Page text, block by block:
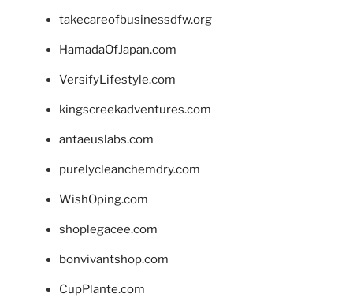
takecareofbusinessdfw.org
HamadaOfJapan.com
VersifyLifestyle.com
kingscreekadventures.com
antaeuslabs.com
purelycleanchemdry.com
WishOping.com
shoplegacee.com
bonvivantshop.com
CupPlante.com